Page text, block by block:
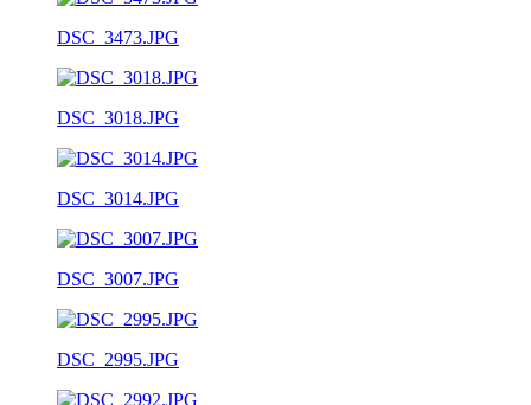
DSC_3473.JPG
DSC_3018.JPG
DSC_3014.JPG
DSC_3007.JPG
DSC_2995.JPG